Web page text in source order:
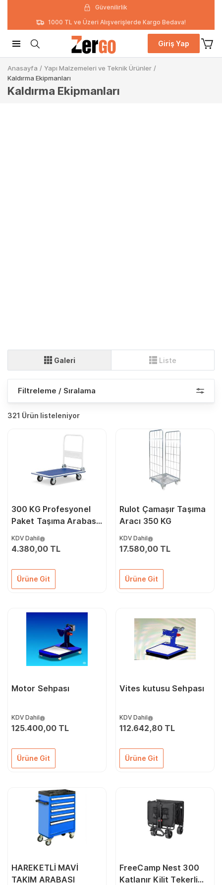
Güvenilirlik
1000 TL ve Üzeri Alışverişlerde Kargo Bedava!
Giriş Yap
Anasayfa / Yapı Malzemeleri ve Teknik Ürünler /
Kaldırma Ekipmanları
Kaldırma Ekipmanları
Galeri Liste
Filtreleme / Sıralama
321 Ürün listeleniyor
300 KG Profesyonel
Paket Taşıma Arabası
KDV Dahil
4.380,00 TL
Ürüne Git
Rulot Çamaşır Taşıma
Aracı 350 KG
KDV Dahil
17.580,00 TL
Ürüne Git
Motor Sehpası
KDV Dahil
125.400,00 TL
Ürüne Git
Vites kutusu Sehpası
KDV Dahil
112.642,80 TL
Ürüne Git
HAREKETLİ MAVİ
TAKIM ARABASI
FreeCamp Nest 300
Katlanır Kilit Tekerli